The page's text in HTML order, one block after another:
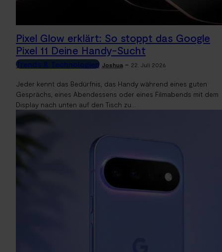
Pixel Glow erklärt: So stoppt das Google
Pixel 11 Deine Handy-Sucht
Trends & Technologien Joshua - 22. Juli 2026
Jeder kennt das Bedürfnis, das Handy während eines guten
Gesprächs, eines Abendessens oder eines Filmabends mit dem
Display nach unten auf den Tisch zu...